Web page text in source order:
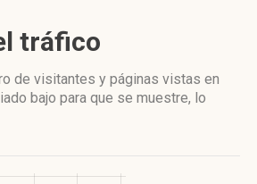
tráfico
de visitantes y páginas vistas en
bajo para que se muestre, lo